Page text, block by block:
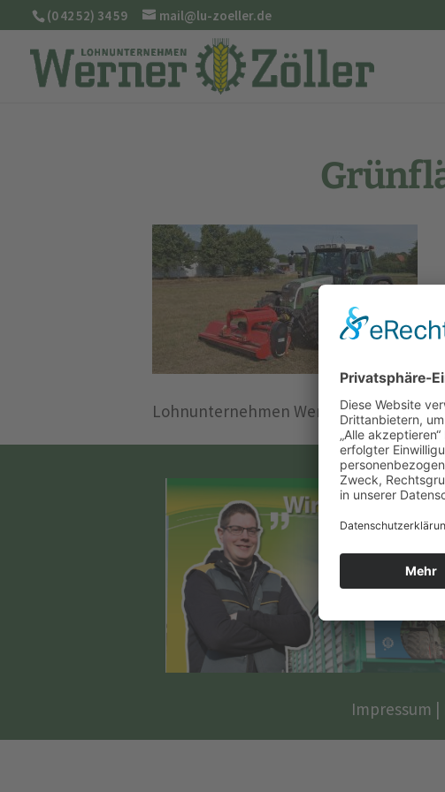
(0 42 52) 34 59 mail@lu-zoeller.de
Lohnunternehmen Werner Zöller –
Impressum |